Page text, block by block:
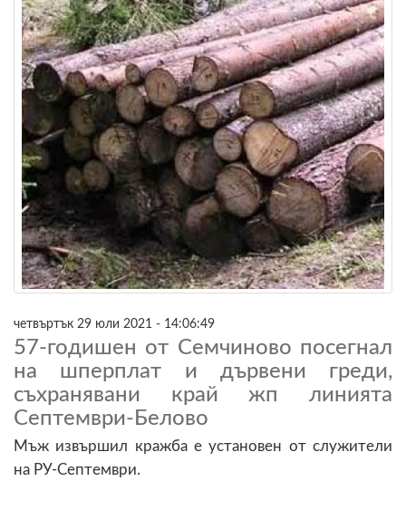
четвъртък 29 юли 2021 - 14:06:49
57-годишен от Семчиново посегнал
на шперплат и дървени греди,
съхранявани край жп линията
Септември-Белово
Мъж извършил кражба е установен от служители
на РУ-Септември.